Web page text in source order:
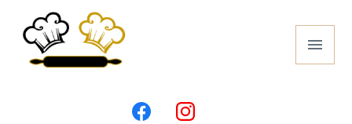
menu
Panneau de gestion des cookies